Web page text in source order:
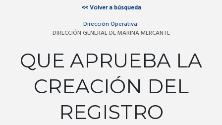
<<Volver a búsqueda
Dirección Operativa:
DIRECCIÓN GENERAL DE MARINA MERCANTE
QUE APRUEBA LA
CREACIÓN DEL
REGISTRO